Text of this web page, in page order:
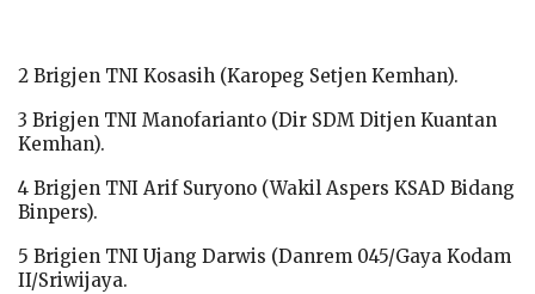
2 Brigjen TNI Kosasih (Karopeg Setjen Kemhan).
3 Brigjen TNI Manofarianto (Dir SDM Ditjen Kuantan
Kemhan).
4 Brigjen TNI Arif Suryono (Wakil Aspers KSAD Bidang
Binpers).
5 Brigien TNI Ujang Darwis (Danrem 045/Gaya Kodam
II/Sriwijaya.